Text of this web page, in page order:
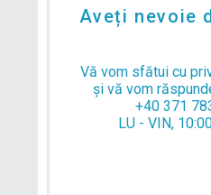
Aveți nevoie
Vă vom sfătui cu
și vă vom
+40 371
LU - VIN,